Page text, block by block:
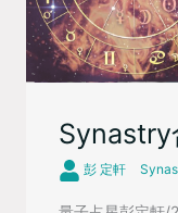
Synastry
彭 定軒